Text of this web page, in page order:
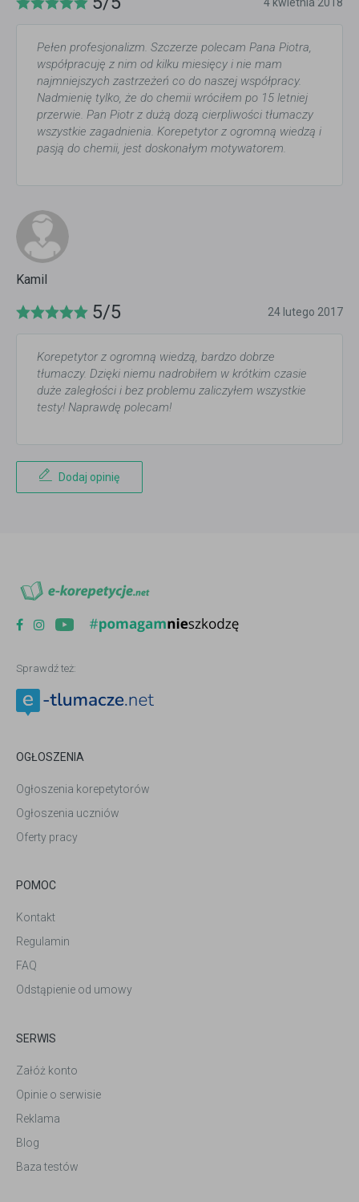
Pełen profesjonalizm. Szczerze polecam Pana Piotra,
współpracuję z nim od kilku miesięcy i nie mam
najmniejszych zastrzeżeń co do naszej współpracy.
Nadmienię tylko, że do chemii wróciłem po 15 letniej
przerwie. Pan Piotr z dużą dozą cierpliwości tłumaczy
wszystkie zagadnienia. Korepetytor z ogromną wiedzą i
pasją do chemii, jest doskonałym motywatorem.
Kamil
5/5 24 lutego 2017
Korepetytor z ogromną wiedzą, bardzo dobrze
tłumaczy. Dzięki niemu nadrobiłem w krótkim czasie
duże zaległości i bez problemu zaliczyłem wszystkie
testy! Naprawdę polecam!
Dodaj opinię
Sprawdź też:
OGŁOSZENIA
Ogłoszenia korepetytorów
Ogłoszenia uczniów
Oferty pracy
POMOC
Kontakt
Regulamin
FAQ
Odstąpienie od umowy
SERWIS
Załóż konto
Opinie o serwisie
Reklama
Blog
Baza testów